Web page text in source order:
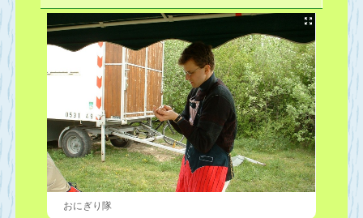
刻を桜の森に設置し、伝統的な日本庭園に新風を
吹き込む成長型アート空間となりました。
第1回桜の森祭りでプレゼンテーションが開催さ
れました。
おにぎり隊